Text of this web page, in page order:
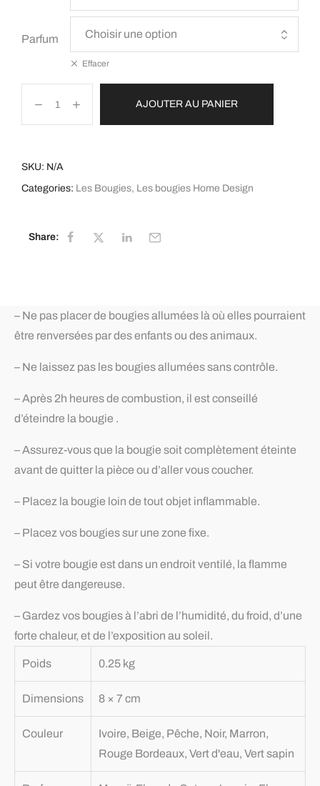
Parfum
Effacer
AJOUTER AU PANIER
SKU: N/A
Categories: Les Bougies, Les bougies Home Design
Share:
– Ne pas placer de bougies allumées là où elles pourraient
être renversées par des enfants ou des animaux.
– Ne laissez pas les bougies allumées sans contrôle.
– Après 2h heures de combustion, il est conseillé
d’éteindre la bougie .
– Assurez-vous que la bougie soit complètement éteinte
avant de quitter la pièce ou d’aller vous coucher.
– Placez la bougie loin de tout objet inflammable.
– Placez vos bougies sur une zone fixe.
– Si votre bougie est dans un endroit ventilé, la flamme
peut être dangereuse.
– Gardez vos bougies à l’abri de l’humidité, du froid, d’une
forte chaleur, et de l’exposition au soleil.
Poids 0.25 kg
Dimensions 8 × 7 cm
Couleur
Ivoire, Beige, Pêche, Noir, Marron,
Rouge Bordeaux, Vert d'eau, Vert sapin